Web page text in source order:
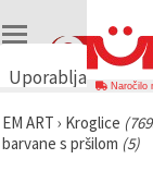
Uporabljamo
🍪
Uporabljamo
Naročilo
EM ART › Kroglice
barvane s pršilom (5)